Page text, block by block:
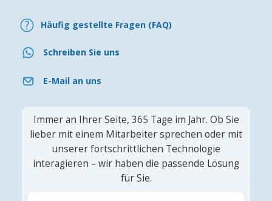
Häufig gestellte Fragen (FAQ)
Schreiben Sie uns
E-Mail an uns
Immer an Ihrer Seite, 365 Tage im Jahr. Ob Sie
lieber mit einem Mitarbeiter sprechen oder mit
unserer fortschrittlichen Technologie
interagieren – wir haben die passende Lösung
für Sie.